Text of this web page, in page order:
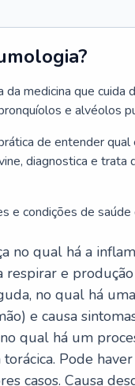
da medicina que cuida
e alvéolos
de entender
diagnostica e
e condições de
no qual há a
respirar e
no qual há
e causa
qual há um
torácica. Pode
casos. Causa